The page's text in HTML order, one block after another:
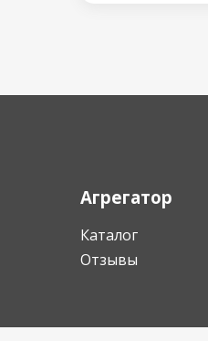
Агрегатор
Каталог
Отзывы